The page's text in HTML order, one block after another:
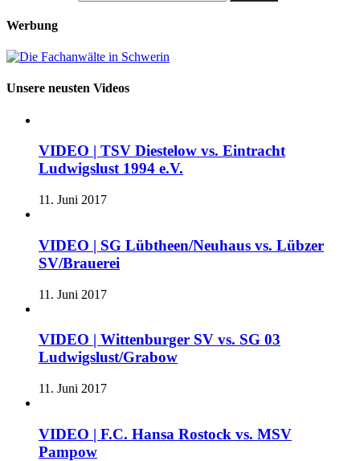
Werbung
Unsere neusten Videos
VIDEO | TSV Diestelow vs. Eintracht
Ludwigslust 1994 e.V.
11. Juni 2017
VIDEO | SG Lübtheen/Neuhaus vs. Lübzer
SV/Brauerei
11. Juni 2017
VIDEO | Wittenburger SV vs. SG 03
Ludwigslust/Grabow
11. Juni 2017
VIDEO | F.C. Hansa Rostock vs. MSV
Pampow